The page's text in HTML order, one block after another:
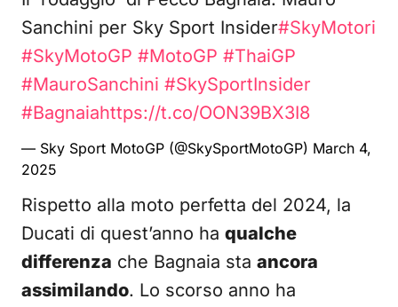
Sanchini per Sky Sport Insider#SkyMotori
#SkyMotoGP #MotoGP #ThaiGP
#MauroSanchini #SkySportInsider
#Bagnaiahttps://t.co/OON39BX3I8
— Sky Sport MotoGP (@SkySportMotoGP) March 4,
2025
Rispetto alla moto perfetta del 2024, la
Ducati di quest’anno ha qualche
differenza che Bagnaia sta ancora
assimilando. Lo scorso anno ha